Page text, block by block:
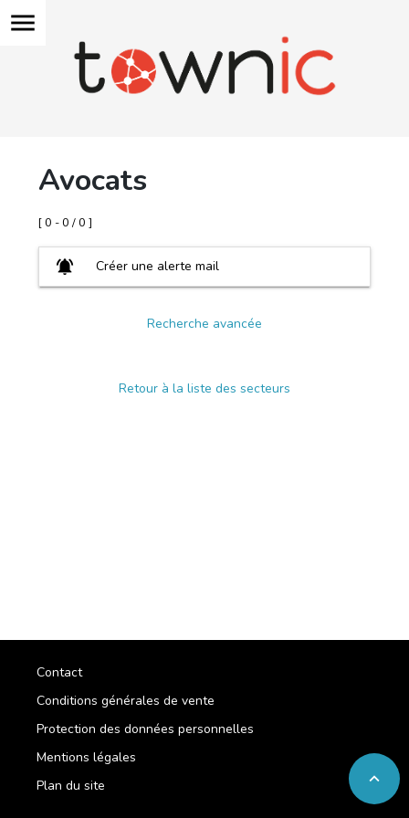
menu
Avocats
[ 0 - 0 / 0 ]
notifications_active Créer une alerte mail
Recherche avancée
Retour à la liste des secteurs
expand_less
Contact
Conditions générales de vente
Protection des données personnelles
Mentions légales
Plan du site